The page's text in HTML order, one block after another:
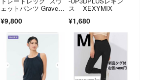
ェットパンツ Grave
¥9,800
ス XEXYMIX
¥1,680